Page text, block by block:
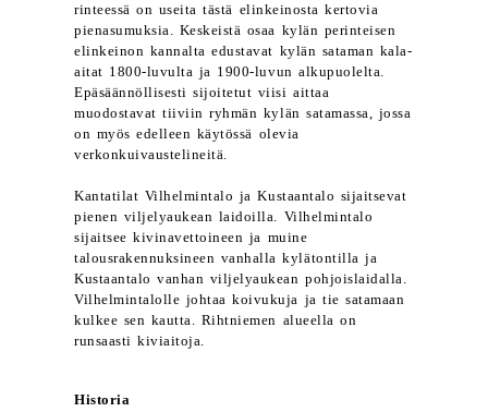
rinteessä on useita tästä elinkeinosta kertovia
pienasumuksia. Keskeistä osaa kylän perinteisen
elinkeinon kannalta edustavat kylän sataman kala-
aitat 1800-luvulta ja 1900-luvun alkupuolelta.
Epäsäännöllisesti sijoitetut viisi aittaa
muodostavat tiiviin ryhmän kylän satamassa, jossa
on myös edelleen käytössä olevia
verkonkuivaustelineitä.
Kantatilat Vilhelmintalo ja Kustaantalo sijaitsevat
pienen viljelyaukean laidoilla. Vilhelmintalo
sijaitsee kivinavettoineen ja muine
talousrakennuksineen vanhalla kylätontilla ja
Kustaantalo vanhan viljelyaukean pohjoislaidalla.
Vilhelmintalolle johtaa koivukuja ja tie satamaan
kulkee sen kautta. Rihtniemen alueella on
runsaasti kiviaitoja.
Historia